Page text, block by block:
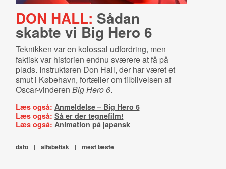
DON HALL: Sådan
skabte vi Big Hero 6
Teknikken var en kolossal udfordring, men
faktisk var historien endnu sværere at få på
plads. Instruktøren Don Hall, der har været et
smut i Købehavn, fortæller om tilblivelsen af
Oscar-vinderen Big Hero 6.
Læs også: Anmeldelse – Big Hero 6
Læs også: Så er der tegnefilm!
Læs også: Animation på japansk
dato | alfabetisk | mest læste